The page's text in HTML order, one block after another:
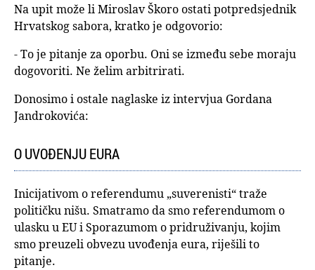
Na upit može li Miroslav Škoro ostati potpredsjednik
Hrvatskog sabora, kratko je odgovorio:
- To je pitanje za oporbu. Oni se između sebe moraju
dogovoriti. Ne želim arbitrirati.
Donosimo i ostale naglaske iz intervjua Gordana
Jandrokovića:
O UVOĐENJU EURA
Inicijativom o referendumu „suverenisti“ traže
političku nišu. Smatramo da smo referendumom o
ulasku u EU i Sporazumom o pridruživanju, kojim
smo preuzeli obvezu uvođenja eura, riješili to
pitanje.